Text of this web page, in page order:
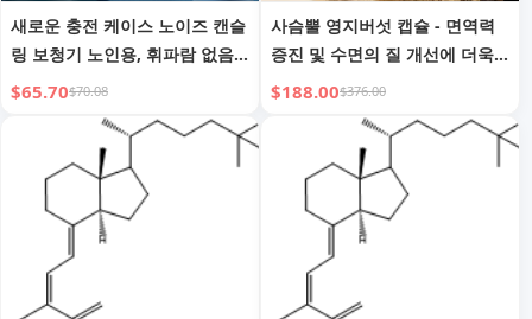
새로운 충전 케이스 노이즈 캔슬
링 보청기 노인용, 휘파람 없음,
흡입, 디지털 디스플레이, 충전
$65.70$70.08
사슴뿔 영지버섯 캡슐 - 면역력
증진 및 수면의 질 개선에 더욱
효과적 - 60 캡슐
$188.00$376.00